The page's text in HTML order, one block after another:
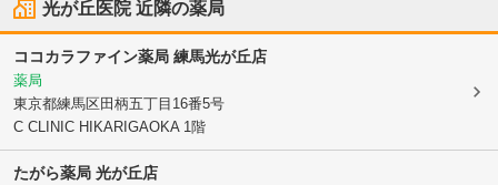
光が丘医院近隣の薬局
ココカラファイン薬局 練馬光が丘店
薬局
東京都練馬区田柄五丁目16番5号
C CLINIC HIKARIGAOKA 1階
たがら薬局 光が丘店